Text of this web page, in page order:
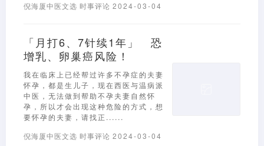
倪海厦中医文选 时事评论 2024-03-04
「月打6、7针续1年」 恐
增乳、卵巢癌风险！
我在临床上已经帮过许多不孕症的夫妻
怀孕，都是生儿子，现在西医与温病派
中医，无法做到帮助不孕夫妻自然怀
孕，所以才会出现这种危险的方式，想
要怀孕的夫妻，请找正......
倪海厦中医文选 时事评论 2024-03-04